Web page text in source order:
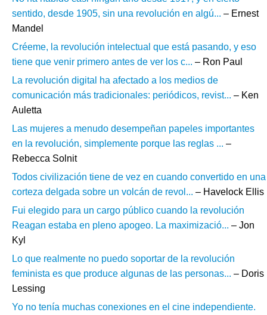
sentido, desde 1905, sin una revolución en algú... – Ernest
Mandel
Créeme, la revolución intelectual que está pasando, y eso
tiene que venir primero antes de ver los c... – Ron Paul
La revolución digital ha afectado a los medios de
comunicación más tradicionales: periódicos, revist... – Ken
Auletta
Las mujeres a menudo desempeñan papeles importantes
en la revolución, simplemente porque las reglas ... –
Rebecca Solnit
Todos civilización tiene de vez en cuando convertido en una
corteza delgada sobre un volcán de revol... – Havelock Ellis
Fui elegido para un cargo público cuando la revolución
Reagan estaba en pleno apogeo. La maximizació... – Jon
Kyl
Lo que realmente no puedo soportar de la revolución
feminista es que produce algunas de las personas... – Doris
Lessing
Yo no tenía muchas conexiones en el cine independiente.